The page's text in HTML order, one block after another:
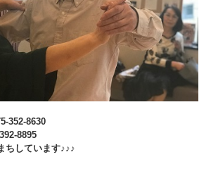
352-8630
8895
ちしています♪♪♪